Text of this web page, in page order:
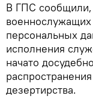
В ГПС сообщили,
персональных
исполнения
начато
дезертирства.